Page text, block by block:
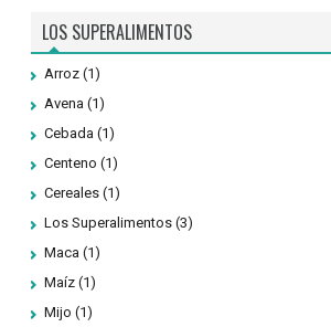
LOS SUPERALIMENTOS
Arroz (1)
Avena (1)
Cebada (1)
Centeno (1)
Cereales (1)
Los Superalimentos (3)
Maca (1)
Maíz (1)
Mijo (1)